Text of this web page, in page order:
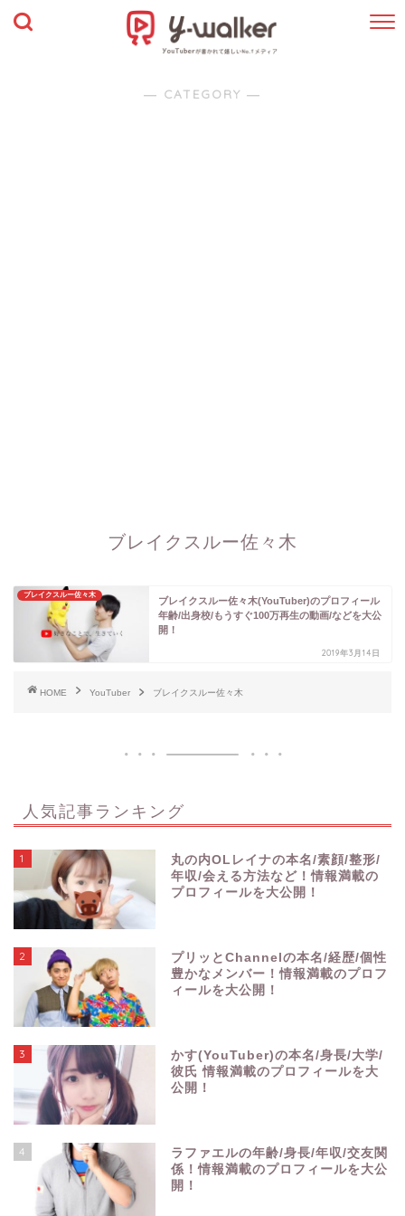
― CATEGORY ―
ブレイクスルー佐々木
ブレイクスルー佐々木
ブレイクスルー佐々木(YouTuber)のプロフィール
年齢/出身校/もうすぐ100万再生の動画/などを大公
開！
2019年3月14日
HOME YouTuber ブレイクスルー佐々木
人気記事ランキング
1
丸の内OLレイナの本名/素顔/整形/
年収/会える方法など！情報満載の
プロフィールを大公開！
2
プリッとChannelの本名/経歴/個性
豊かなメンバー！情報満載のプロフ
ィールを大公開！
3
かす(YouTuber)の本名/身長/大学/
彼氏 情報満載のプロフィールを大
公開！
4
ラファエルの年齢/身長/年収/交友関
係！情報満載のプロフィールを大公
開！